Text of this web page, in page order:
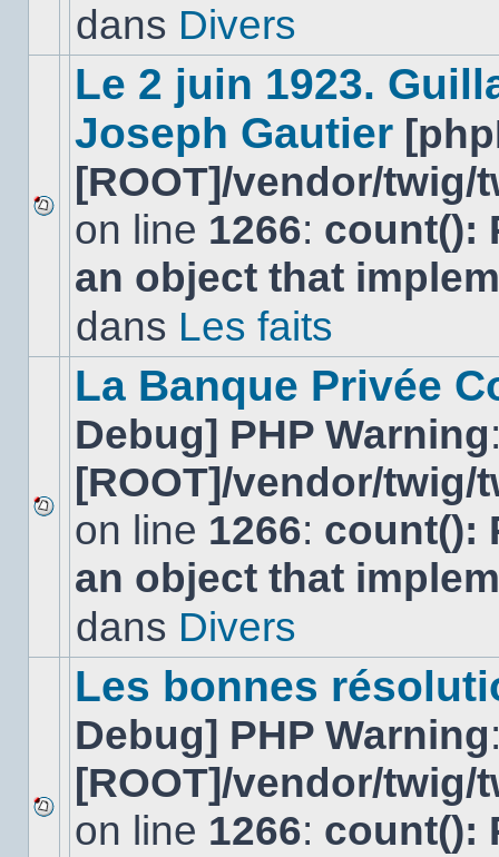
dans Divers
Aucun
nouveau
message
non-
dans
Le 2 juin 1923.
Joseph Gautier
[ROOT]/vendor/
on line 1266: count():
an object that
dans Les faits
Aucun
nouveau
message
non-
dans
La Banque Privée
Debug] PHP Warning
[ROOT]/vendor/
on line 1266: count():
an object that
dans Divers
Aucun
nouveau
Les bonnes
Debug] PHP Warning
[ROOT]/vendor/
on line 1266: count():